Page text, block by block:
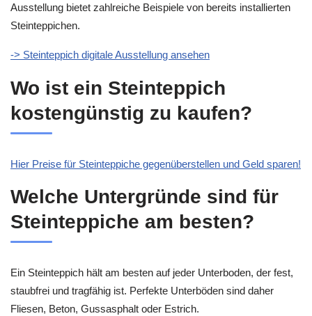
Ausstellung bietet zahlreiche Beispiele von bereits installierten
Steinteppichen.
-> Steinteppich digitale Ausstellung ansehen
Wo ist ein Steinteppich
kostengünstig zu kaufen?
Hier Preise für Steinteppiche gegenüberstellen und Geld sparen!
Welche Untergründe sind für
Steinteppiche am besten?
Ein Steinteppich hält am besten auf jeder Unterboden, der fest,
staubfrei und tragfähig ist. Perfekte Unterböden sind daher
Fliesen, Beton, Gussasphalt oder Estrich.